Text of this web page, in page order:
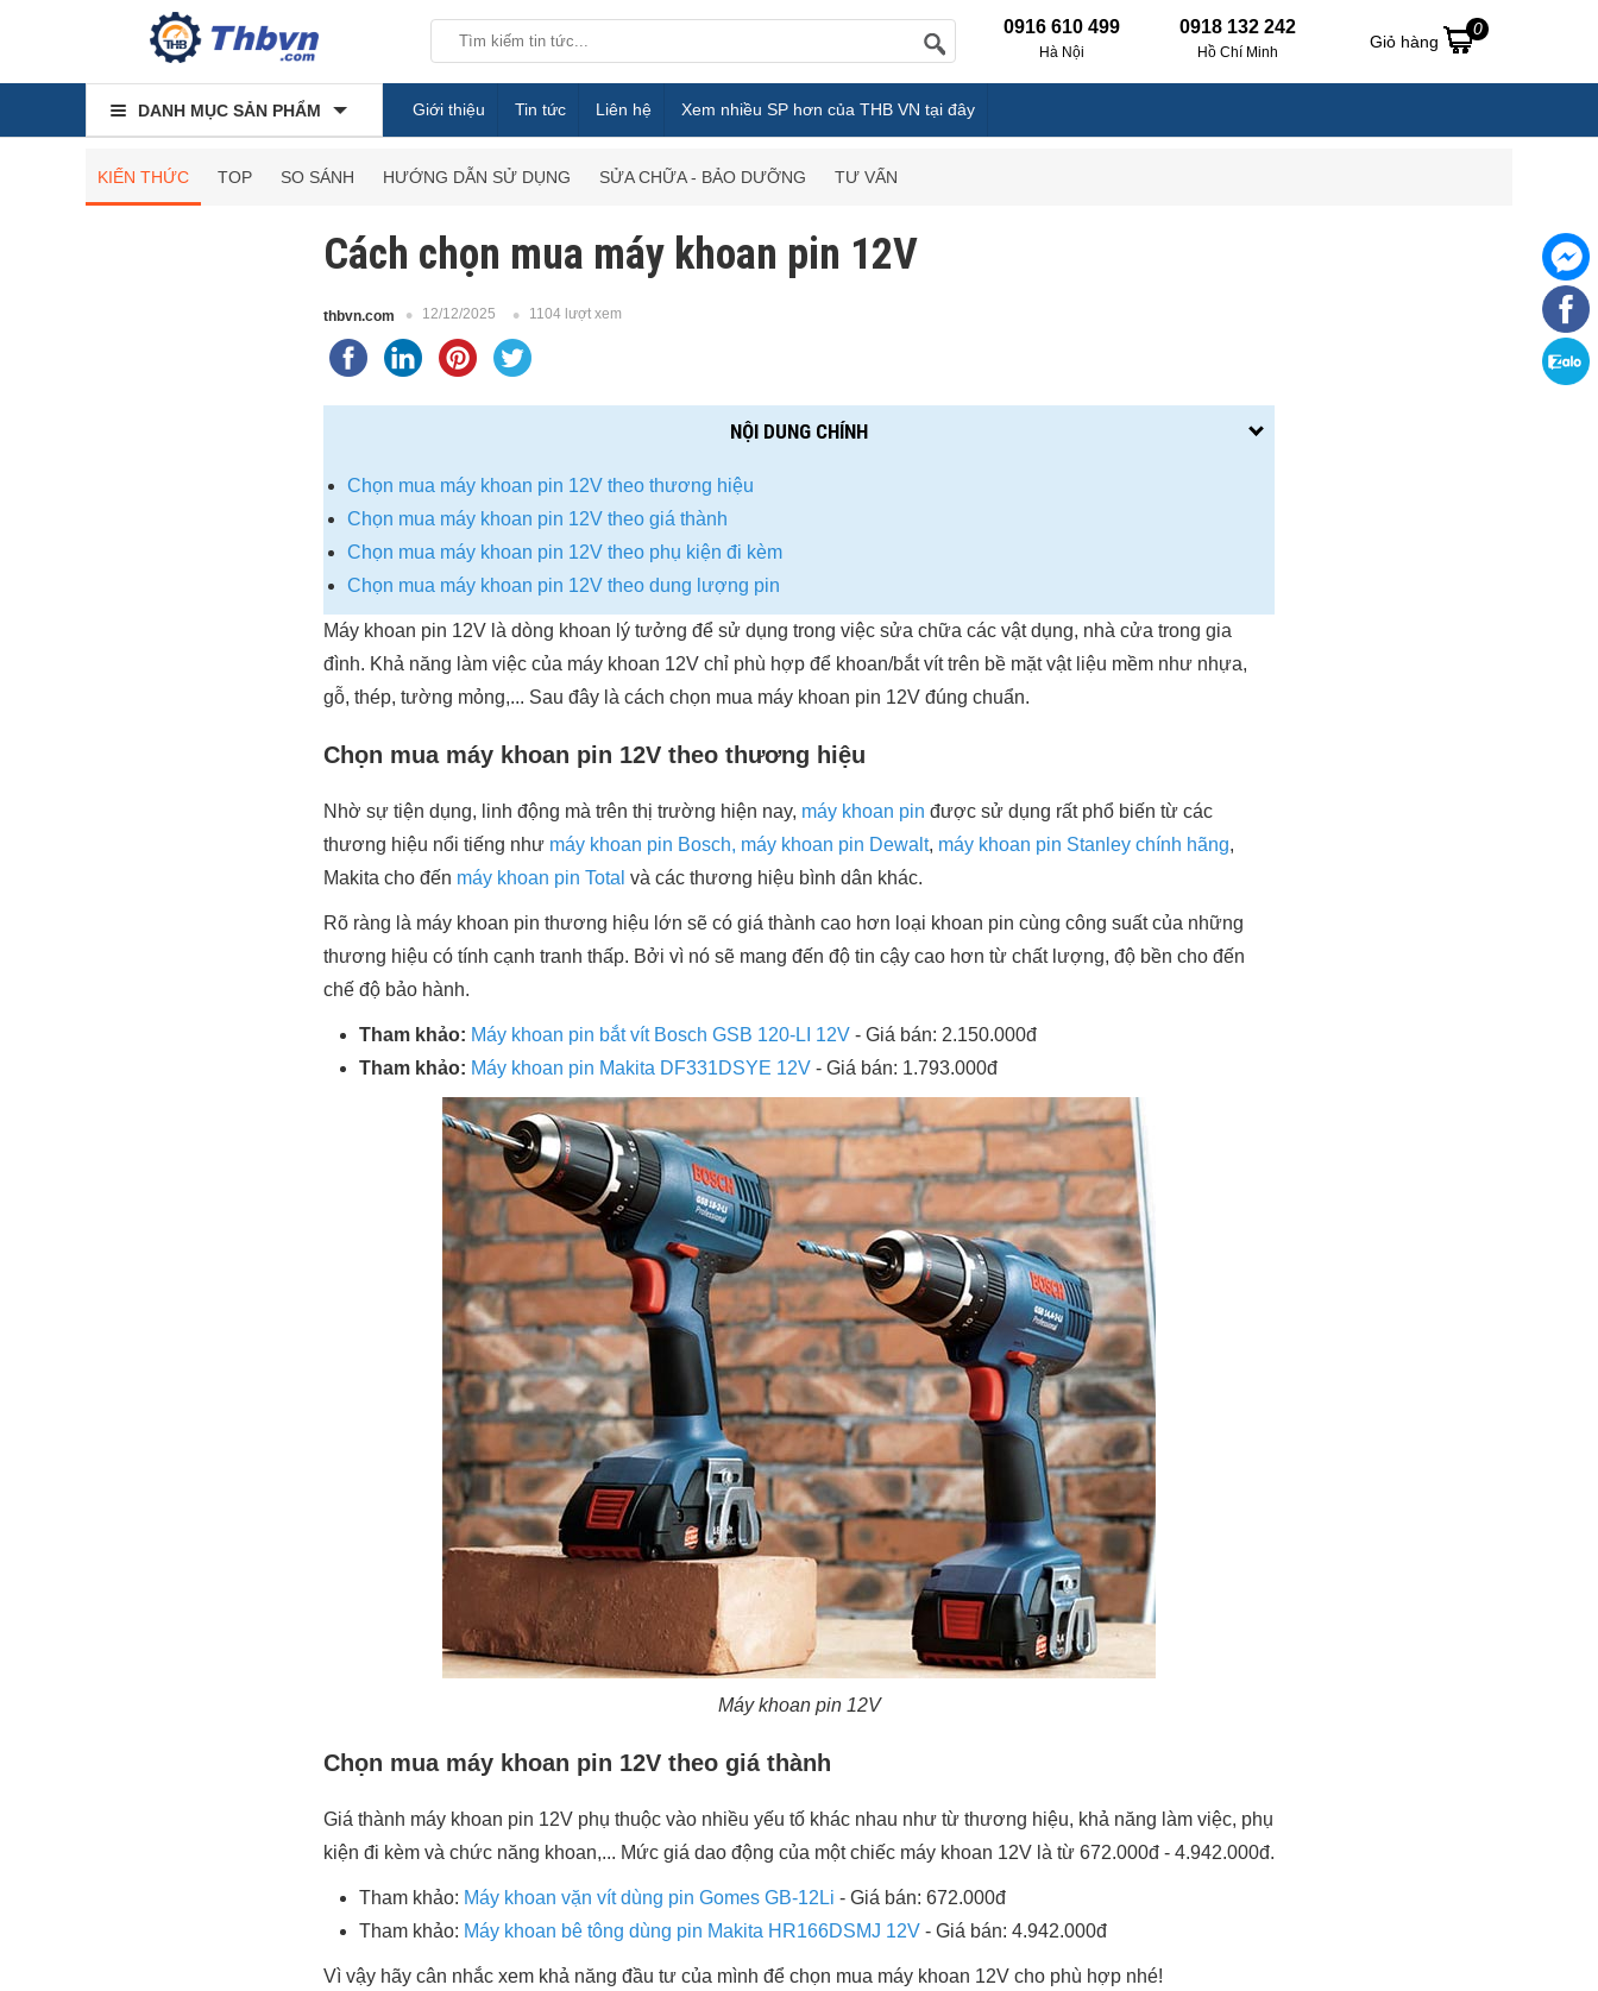
0916 610 499
Hà Nội
0918 132 242
Hồ Chí Minh
Giỏ hàng
0
DANH MỤC SẢN PHẨM Giới thiệu Tin tức Liên hệ Xem nhiều SP hơn của THB VN tại đây
KIẾN THỨC TOP SO SÁNH HƯỚNG DẪN SỬ DỤNG SỬA CHỮA - BẢO DƯỠNG TƯ VẤN
Cách chọn mua máy khoan pin 12V
thbvn.com 12/12/2025 1104 lượt xem
NỘI DUNG CHÍNH
Chọn mua máy khoan pin 12V theo thương hiệu
Chọn mua máy khoan pin 12V theo giá thành
Chọn mua máy khoan pin 12V theo phụ kiện đi kèm
Chọn mua máy khoan pin 12V theo dung lượng pin
Máy khoan pin 12V là dòng khoan lý tưởng để sử dụng trong việc sửa chữa các vật dụng, nhà cửa trong gia
đình. Khả năng làm việc của máy khoan 12V chỉ phù hợp để khoan/bắt vít trên bề mặt vật liệu mềm như nhựa,
gỗ, thép, tường mỏng,... Sau đây là cách chọn mua máy khoan pin 12V đúng chuẩn.
Chọn mua máy khoan pin 12V theo thương hiệu
Nhờ sự tiện dụng, linh động mà trên thị trường hiện nay, máy khoan pin được sử dụng rất phổ biến từ các
thương hiệu nổi tiếng như máy khoan pin Bosch, máy khoan pin Dewalt, máy khoan pin Stanley chính hãng,
Makita cho đến máy khoan pin Total và các thương hiệu bình dân khác.
Rõ ràng là máy khoan pin thương hiệu lớn sẽ có giá thành cao hơn loại khoan pin cùng công suất của những
thương hiệu có tính cạnh tranh thấp. Bởi vì nó sẽ mang đến độ tin cậy cao hơn từ chất lượng, độ bền cho đến
chế độ bảo hành.
Tham khảo: Máy khoan pin bắt vít Bosch GSB 120-LI 12V - Giá bán: 2.150.000đ
Tham khảo: Máy khoan pin Makita DF331DSYE 12V - Giá bán: 1.793.000đ
Máy khoan pin 12V
Chọn mua máy khoan pin 12V theo giá thành
Giá thành máy khoan pin 12V phụ thuộc vào nhiều yếu tố khác nhau như từ thương hiệu, khả năng làm việc, phụ
kiện đi kèm và chức năng khoan,... Mức giá dao động của một chiếc máy khoan 12V là từ 672.000đ - 4.942.000đ.
Tham khảo: Máy khoan vặn vít dùng pin Gomes GB-12Li - Giá bán: 672.000đ
Tham khảo: Máy khoan bê tông dùng pin Makita HR166DSMJ 12V - Giá bán: 4.942.000đ
Vì vậy hãy cân nhắc xem khả năng đầu tư của mình để chọn mua máy khoan 12V cho phù hợp nhé!